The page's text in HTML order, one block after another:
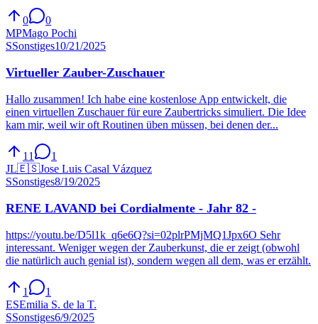
0
0
MPMago Pochi
SSonstiges10/21/2025
Virtueller Zauber-Zuschauer
Hallo zusammen! Ich habe eine kostenlose App entwickelt, die
einen virtuellen Zuschauer für eure Zaubertricks simuliert. Die Idee
kam mir, weil wir oft Routinen üben müssen, bei denen der...
11
1
JL🇪🇸Jose Luis Casal Vázquez
SSonstiges8/19/2025
RENE LAVAND bei Cordialmente - Jahr 82 -
https://youtu.be/D5l1k_q6e6Q?si=02plrPMjMQ1Jpx6O Sehr
interessant. Weniger wegen der Zauberkunst, die er zeigt (obwohl
die natürlich auch genial ist), sondern wegen all dem, was er erzählt.
1
1
ESEmilia S. de la T.
SSonstiges6/9/2025